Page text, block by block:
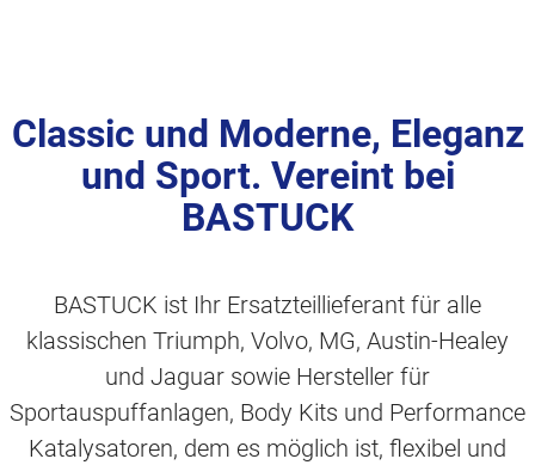
Classic und Moderne, Eleganz
und Sport. Vereint bei
BASTUCK
BASTUCK ist Ihr Ersatzteillieferant für alle
klassischen Triumph, Volvo, MG, Austin-Healey
und Jaguar sowie Hersteller für
Sportauspuffanlagen, Body Kits und Performance
Katalysatoren, dem es möglich ist, flexibel und